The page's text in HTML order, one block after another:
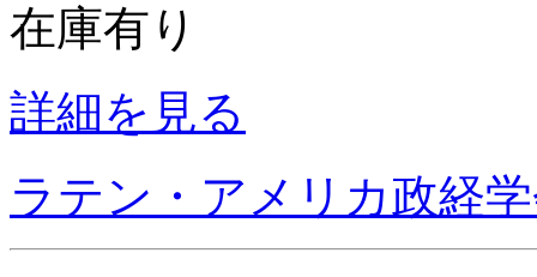
在庫有り
詳細を見る
ラテン・アメリカ政経